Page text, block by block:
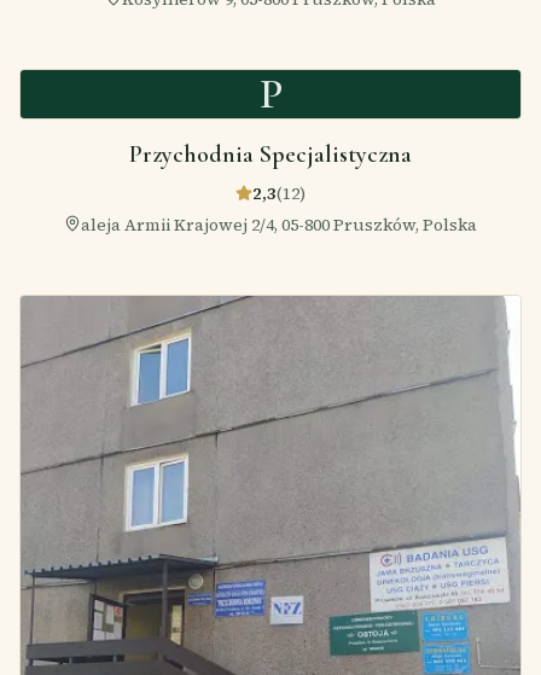
P
Przychodnia Specjalistyczna
2,3(12)
aleja Armii Krajowej 2/4, 05-800 Pruszków, Polska